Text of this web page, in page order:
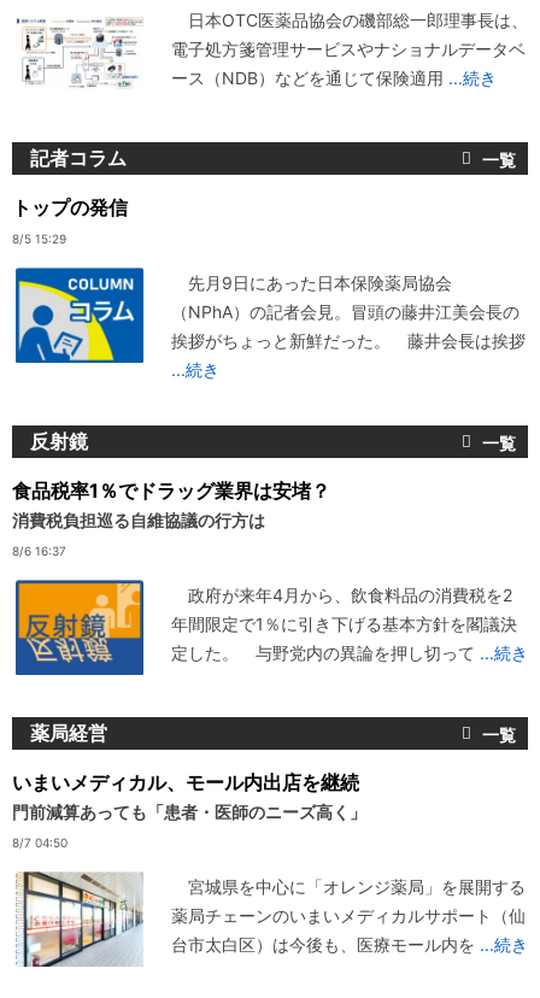
日本OTC医薬品協会の磯部総一郎理事長は、
電子処方箋管理サービスやナショナルデータベ
ース（NDB）などを通じて保険適用 ...続き
記者コラム
トップの発信
8/5 15:29
先月9日にあった日本保険薬局協会
（NPhA）の記者会見。冒頭の藤井江美会長の
挨拶がちょっと新鮮だった。 藤井会長は挨拶
...続き
反射鏡
食品税率1％でドラッグ業界は安堵？
消費税負担巡る自維協議の行方は
8/6 16:37
政府が来年4月から、飲食料品の消費税を2
年間限定で1％に引き下げる基本方針を閣議決
定した。 与野党内の異論を押し切って ...続き
薬局経営
いまいメディカル、モール内出店を継続
門前減算あっても「患者・医師のニーズ高く」
8/7 04:50
宮城県を中心に「オレンジ薬局」を展開する
薬局チェーンのいまいメディカルサポート（仙
台市太白区）は今後も、医療モール内を ...続き